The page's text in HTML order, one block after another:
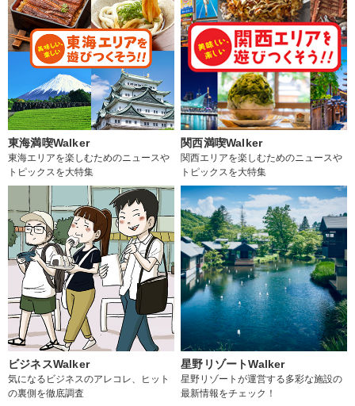
東海満喫Walker
東海エリアを楽しむためのニュースや
トピックスを大特集
関西満喫Walker
関西エリアを楽しむためのニュースや
トピックスを大特集
ビジネスWalker
気になるビジネスのアレコレ、ヒット
の裏側を徹底調査
星野リゾートWalker
星野リゾートが運営する多彩な施設の
最新情報をチェック！